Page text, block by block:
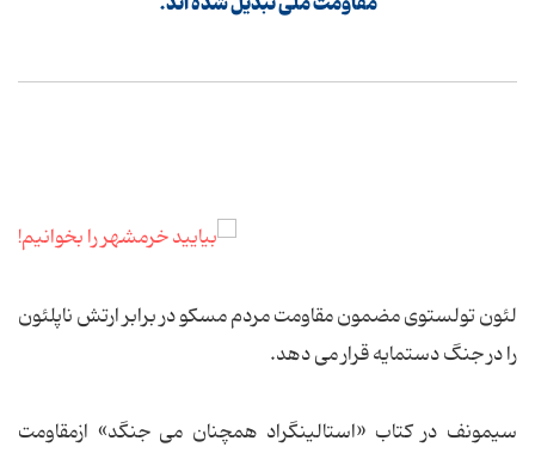
لئون تولستوی مضمون مقاومت مردم مسکو در برابر ارتش ناپلئون
را در جنگ دستمایه قرار می دهد.
سیمونف در کتاب «استالینگراد همچنان می جنگد» ازمقاومت